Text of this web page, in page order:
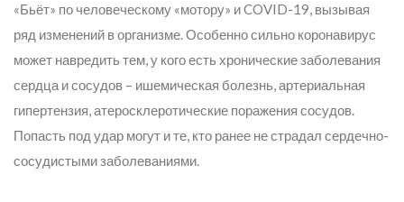
«Бьёт» по человеческому «мотору» и COVID-19, вызывая
ряд изменений в организме. Особенно сильно коронавирус
может навредить тем, у кого есть хронические заболевания
сердца и сосудов – ишемическая болезнь, артериальная
гипертензия, атеросклеротические поражения сосудов.
Попасть под удар могут и те, кто ранее не страдал сердечно-
сосудистыми заболеваниями.